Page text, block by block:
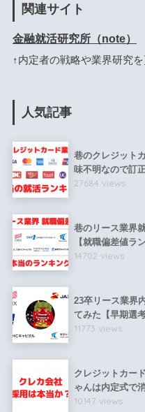
関連サイト
金融就活研究所（note）
↑内定者の戦略や業界研究
人気記事
巷のクレジット
味不明なので訂
27684 views
巷のリース業界
【就職偏差値ラ
14702 views
23卒リース業界
てみた【早期選
11773 views
クレジットカー
ゃんは内定式で
10147 views